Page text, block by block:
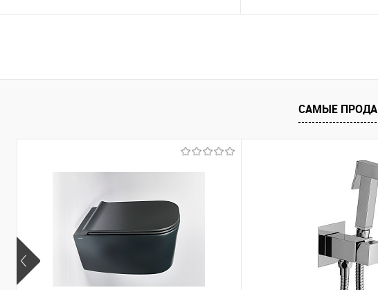
Купить в 1 клик
Сравнение
Купить в 1 клик
В избранноеСАМЫЕ